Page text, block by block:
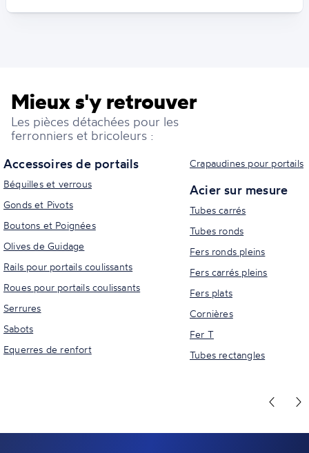
Mieux s'y retrouver
Les pièces détachées pour les
ferronniers et bricoleurs :
Accessoires de portails
Béquilles et verrous
Gonds et Pivots
Boutons et Poignées
Olives de Guidage
Rails pour portails coulissants
Roues pour portails coulissants
Serrures
Sabots
Equerres de renfort
Crapaudines pour portails
Acier sur mesure
Tubes carrés
Tubes ronds
Fers ronds pleins
Fers carrés pleins
Fers plats
Cornières
Fer T
Tubes rectangles